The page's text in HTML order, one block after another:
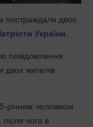
постраждали двоє
України
повідомлення
двох жителів
річним чоловіком
чого в